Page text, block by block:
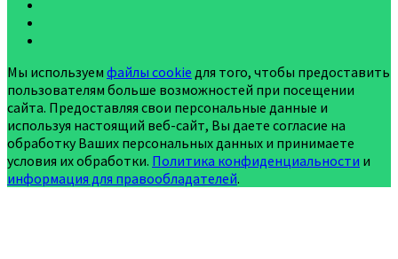
Мы используем файлы cookie для того, чтобы предоставить
пользователям больше возможностей при посещении
сайта. Предоставляя свои персональные данные и
используя настоящий веб-сайт, Вы даете согласие на
обработку Ваших персональных данных и принимаете
условия их обработки. Политика конфиденциальности и
информация для правообладателей.